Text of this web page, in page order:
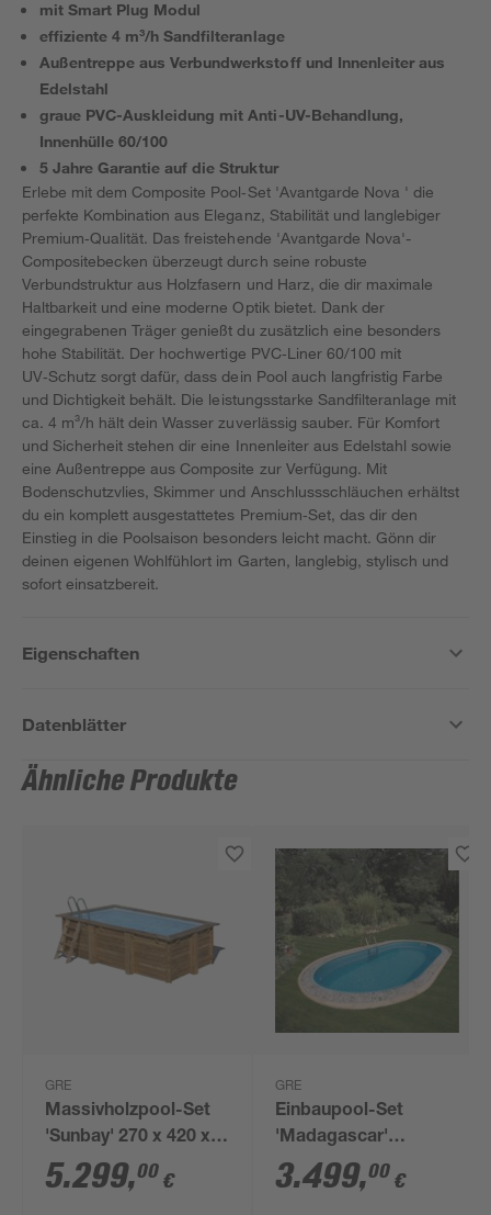
mit Smart Plug Modul
effiziente 4 m³/h Sandfilteranlage
Außentreppe aus Verbundwerkstoff und Innenleiter aus
Edelstahl
graue PVC-Auskleidung mit Anti-UV-Behandlung,
Innenhülle 60/100
5 Jahre Garantie auf die Struktur
Erlebe mit dem Composite Pool‑Set 'Avantgarde Nova ' die
perfekte Kombination aus Eleganz, Stabilität und langlebiger
Premium‑Qualität. Das freistehende 'Avantgarde Nova'-
Compositebecken überzeugt durch seine robuste
Verbundstruktur aus Holzfasern und Harz, die dir maximale
Haltbarkeit und eine moderne Optik bietet. Dank der
eingegrabenen Träger genießt du zusätzlich eine besonders
hohe Stabilität. Der hochwertige PVC‑Liner 60/100 mit
UV‑Schutz sorgt dafür, dass dein Pool auch langfristig Farbe
und Dichtigkeit behält. Die leistungsstarke Sandfilteranlage mit
ca. 4 m³/h hält dein Wasser zuverlässig sauber. Für Komfort
und Sicherheit stehen dir eine Innenleiter aus Edelstahl sowie
eine Außentreppe aus Composite zur Verfügung. Mit
Bodenschutzvlies, Skimmer und Anschlussschläuchen erhältst
du ein komplett ausgestattetes Premium‑Set, das dir den
Einstieg in die Poolsaison besonders leicht macht. Gönn dir
deinen eigenen Wohlfühlort im Garten, langlebig, stylisch und
sofort einsatzbereit.
Eigenschaften
Datenblätter
Ähnliche Produkte
GRE
Massivholzpool-Set
'Sunbay' 270 x 420 x
117 cm mit Sandfilter
und Edelstahlleiter,
5.299,00 €
GRE
Einbaupool-Set
'Madagascar'
blau/weiß oval 700 x
320 x 150 cm
3.499,00 €